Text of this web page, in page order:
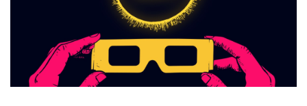
ser
o
quarto
a